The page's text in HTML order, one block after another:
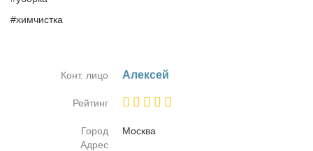
#химчистка
Конт. лицо Алек­сей
Рейтинг
Город
Москва
Адрес